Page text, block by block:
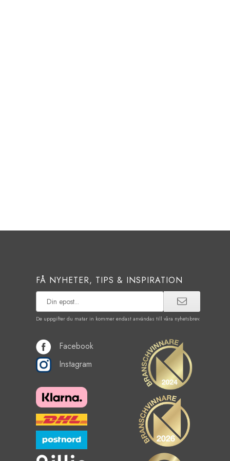
FÅ NYHETER, TIPS & INSPIRATION
De uppgifter du matar in kommer endast användas till våra nyhetsbrev.
Facebook
Instagram